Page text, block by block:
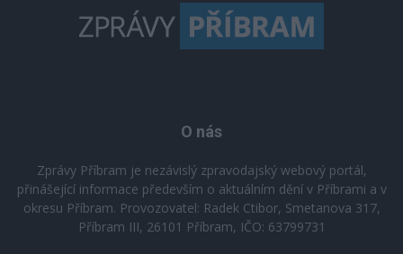
O nás
Zprávy Příbram je nezávislý zpravodajský webový portál,
přinášející informace především o aktuálním dění v Příbrami a v
okresu Příbram. Provozovatel: Radek Ctibor, Smetanova 317,
Příbram III, 26101 Příbram, IČO: 63799731